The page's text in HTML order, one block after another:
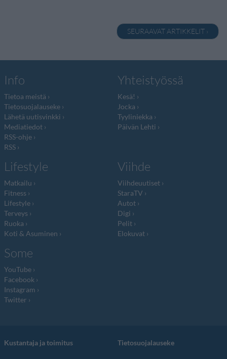
SEURAAVAT ARTIKKELIT ›
Info
Tietoa meistä
Tietosuojalauseke
Lähetä uutisvinkki
Mediatiedot
RSS-ohje
RSS
Yhteistyössä
Kesä!
Jocka
Tyyliniekka
Päivän Lehti
Lifestyle
Matkailu
Fitness
Lifestyle
Terveys
Ruoka
Koti & Asuminen
Viihde
Viihdeuutiset
StaraTV
Autot
Digi
Pelit
Elokuvat
Some
YouTube
Facebook
Instagram
Twitter
Kustantaja ja toimitus Tietosuojalauseke